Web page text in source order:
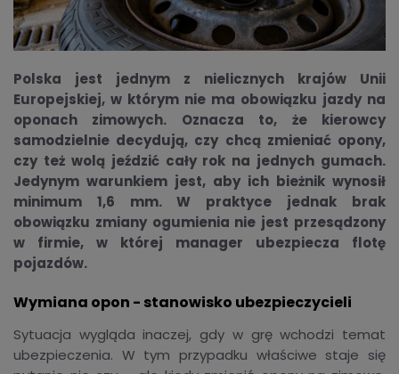
Polska jest jednym z nielicznych krajów Unii
Europejskiej, w którym nie ma obowiązku jazdy na
oponach zimowych. Oznacza to, że kierowcy
samodzielnie decydują, czy chcą zmieniać opony,
czy też wolą jeździć cały rok na jednych gumach.
Jedynym warunkiem jest, aby ich bieżnik wynosił
minimum 1,6 mm. W praktyce jednak brak
obowiązku zmiany ogumienia nie jest przesądzony
w firmie, w której manager ubezpiecza flotę
pojazdów.
Wymiana opon - stanowisko ubezpieczycieli
Sytuacja wygląda inaczej, gdy w grę wchodzi temat
ubezpieczenia. W tym przypadku właściwe staje się